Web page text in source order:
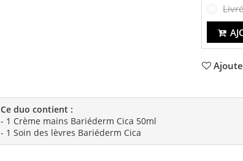
Ce duo contient :
- 1 Crème mains Bariéderm Cica 50ml
- 1 Soin des lèvres Bariéderm Cica